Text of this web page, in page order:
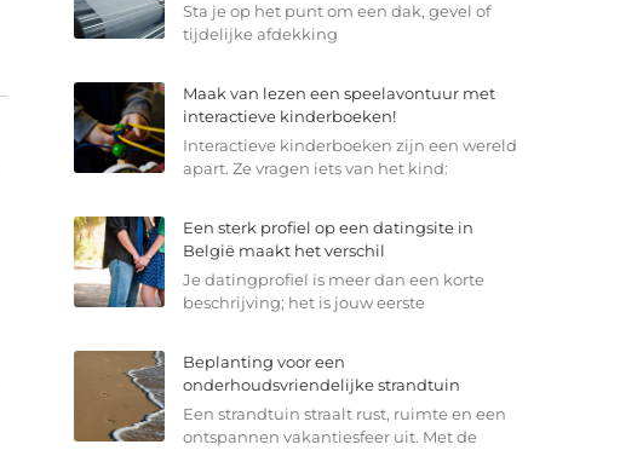
Sta je op het punt om een dak, gevel of
tijdelijke afdekking
Maak van lezen een speelavontuur met
interactieve kinderboeken!
Interactieve kinderboeken zijn een wereld
apart. Ze vragen iets van het kind:
Een sterk profiel op een datingsite in
België maakt het verschil
Je datingprofiel is meer dan een korte
beschrijving; het is jouw eerste
Beplanting voor een
onderhoudsvriendelijke strandtuin
Een strandtuin straalt rust, ruimte en een
ontspannen vakantiesfeer uit. Met de